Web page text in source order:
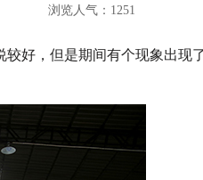
浏览人气： 1251
好，但是期间有个现象出现